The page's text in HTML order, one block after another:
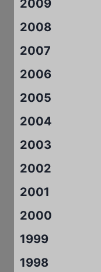
2009
2008
2007
2006
2005
2004
2003
2002
2001
2000
1999
1998